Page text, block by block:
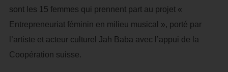
sont les 15 femmes qui prennent part au projet «
Entrepreneuriat féminin en milieu musical », porté par
l’artiste et acteur culturel Jah Baba avec l’appui de la
Coopération suisse.